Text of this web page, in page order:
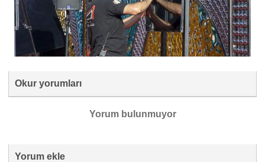
Okur yorumları
Yorum bulunmuyor
Yorum ekle